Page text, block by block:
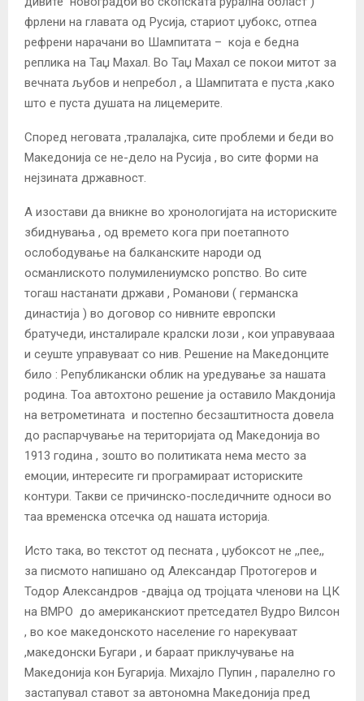
фрлени на главата од Русиjа, стариот џубокс, отпеа
рефрени нарачани во Шампитата – коjа е бедна
реплика на Таџ Махал. Во Таџ Махал се покои митот за
вечната љубов и непребол , а Шампитата е пуста ,како
што е пуста душата на лицемерите.
Според неговата ,тралалаjка, сите проблеми и беди во
Македонија се не-дело на Русиjа , во сите форми на
неjзината државност.
А изостави да вникне во хронологиjата на историските
збиднувања , од времето кога при поетапното
ослободување на балканските народи од
османлиското полумилениумско ропство. Во сите
тогаш настанати држави , Романови ( германска
династиjа ) во договор со нивните европски
братучеди, инсталирале кралски лози , кои управувааа
и сеуште управуваат со нив. Решение на Македонците
било : Републикански облик на уредување за нашата
родина. Тоа автохтоно решение ја оставило Макдониjа
на ветрометината и постепно бесзаштитноста довела
до распарчување на териториjата од Македониjа во
1913 година , зошто во политиката нема место за
емоции, интересите ги програмираат историските
контури. Такви се причинско-последичните односи во
таа временска отсечка од нашата историjа.
Исто така, во текстот од песната , џубоксот не ,,пее,,
за писмото напишано од Александар Протогеров и
Тодор Александров -дваjца од троjцата членови на ЦК
на ВМРО до американскиот претседател Вудро Вилсон
, во кое македонското население го нарекуваат
,македонски Бугари , и бараат приклучување на
Македониjа кон Бугариjа. Михаjло Пупин , паралелно го
застапувал ставот за автономна Македониjа пред